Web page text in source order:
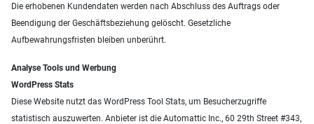
Die erhobenen Kundendaten werden nach Abschluss des Auftrags oder
Beendigung der Geschäftsbeziehung gelöscht. Gesetzliche
Aufbewahrungsfristen bleiben unberührt.
Analyse Tools und Werbung
WordPress Stats
Diese Website nutzt das WordPress Tool Stats, um Besucherzugriffe
statistisch auszuwerten. Anbieter ist die Automattic Inc., 60 29th Street #343,